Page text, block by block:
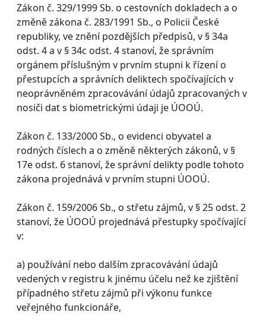
Zákon č. 329/1999 Sb. o cestovních dokladech a o
změně zákona č. 283/1991 Sb., o Policii České
republiky, ve znění pozdějších předpisů, v § 34a
odst. 4 a v § 34c odst. 4 stanoví, že správním
orgánem příslušným v prvním stupni k řízení o
přestupcích a správních deliktech spočívajících v
neoprávněném zpracovávání údajů zpracovaných v
nosiči dat s biometrickými údaji je ÚOOÚ.
Zákon č. 133/2000 Sb., o evidenci obyvatel a
rodných číslech a o změně některých zákonů, v §
17e odst. 6 stanoví, že správní delikty podle tohoto
zákona projednává v prvním stupni ÚOOÚ.
Zákon č. 159/2006 Sb., o střetu zájmů, v § 25 odst. 2
stanoví, že ÚOOÚ projednává přestupky spočívající
v:
a) používání nebo dalším zpracovávání údajů
vedených v registru k jinému účelu než ke zjištění
případného střetu zájmů při výkonu funkce
veřejného funkcionáře,